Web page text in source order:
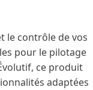
le contrôle de vos
pour le pilotage
ce produit
adaptées